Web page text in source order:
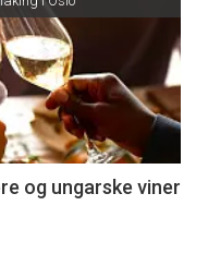
og ungarske viner